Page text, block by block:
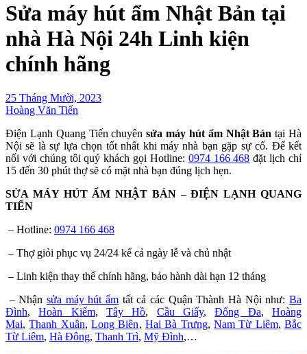
Sửa máy hút ẩm Nhật Bản tại
nhà Hà Nội 24h Linh kiện
chính hãng
25 Tháng Mười, 2023
Hoàng Văn Tiến
Điện Lạnh Quang Tiến chuyênsửa máy hút ẩm Nhật Bản tại Hà
Nội sẽ là sự lựa chọn tốt nhất khi máy nhà bạn gặp sự cố. Để kết
nối với chúng tôi quý khách gọi Hotline: 0974 166 468 đặt lịch chỉ
15 đến 30 phút thợ sẽ có mặt nhà bạn đúng lịch hẹn.
SỬA MÁY HÚT ẨM NHẬT BẢN – ĐIỆN LẠNH QUANG
TIẾN
– Hotline: 0974 166 468
– Thợ giỏi phục vụ 24/24 kể cả ngày lễ và chủ nhật
– Linh kiện thay thế chính hãng, bảo hành dài hạn 12 tháng
– Nhận sửa máy hút ẩm tất cả các Quận Thành Hà Nội như: Ba
Đình,Hoàn Kiếm,Tây Hồ, Cầu Giấy,Đống Đa,Hoàng
Mai,Thanh Xuân,Long Biên, Hai Bà Trưng, Nam Từ Liêm,Bắc
Từ Liêm, Hà Đông, Thanh Trì, Mỹ Đình,…